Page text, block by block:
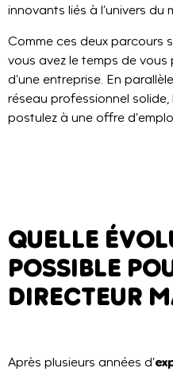
innovants liés à l’univers du
Comme ces deux parcours
vous avez le temps de
d’une entreprise. En
réseau professionnel
postulez à une offre
QUELLE
POSSIBLE
DIRECTEUR
Après plusieurs années d’